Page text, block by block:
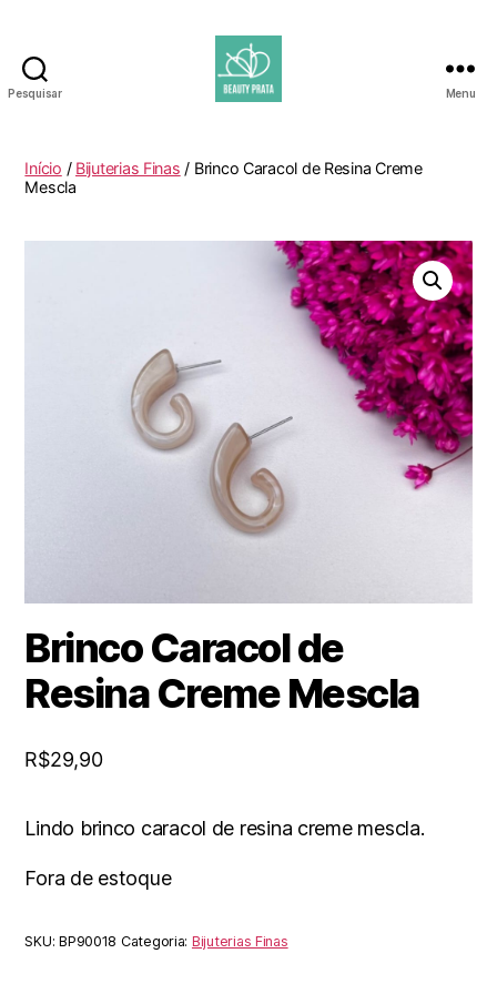
Pesquisar Menu
Início / Bijuterias Finas / Brinco Caracol de Resina Creme
Mescla
Brinco Caracol de
Resina Creme Mescla
R$29,90
Lindo brinco caracol de resina creme mescla.
Fora de estoque
SKU:BP90018 Categoria: Bijuterias Finas